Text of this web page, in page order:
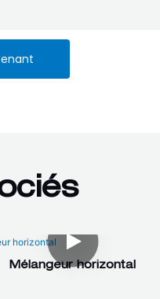
Mélangeur horizontal